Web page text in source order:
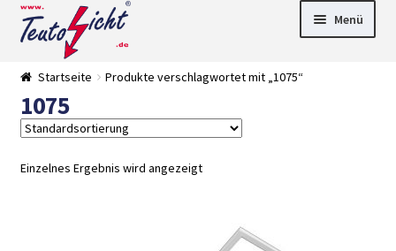
Zur
Navigation
springen
Springe
zum
Menü
►
Startseite Produkte verschlagwortet mit „1075“
1075
Einzelnes Ergebnis wird angezeigt